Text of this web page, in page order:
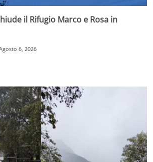
il Rifugio Marco e Rosa in
6, 2026